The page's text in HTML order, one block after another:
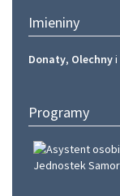
Imieniny
Donaty, Olechnyi
Programy